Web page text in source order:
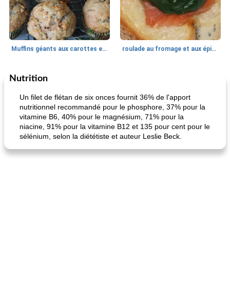
Muffins géants aux carottes et à la banane de Nif roulade au fromage et aux épinards
Marques de confiance: recettes et
Nutrition
Un filet de flétan de six onces fournit 36% de l'apport
nutritionnel recommandé pour le phosphore, 37% pour la
vitamine B6, 40% pour le magnésium, 71% pour la
niacine, 91% pour la vitamine B12 et 135 pour cent pour le
sélénium, selon la diététiste et auteur Leslie Beck.